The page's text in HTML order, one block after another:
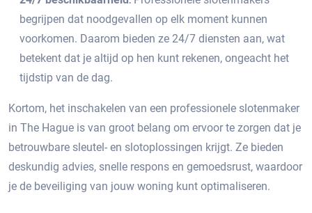
begrijpen dat noodgevallen op elk moment kunnen
voorkomen.​ Daarom bieden ze 24/7 diensten aan, wat
betekent dat je altijd op hen kunt rekenen, ongeacht het
tijdstip van de dag.​
Kortom, het inschakelen van een professionele slotenmaker
in The Hague is van groot belang om ervoor te zorgen dat je
betrouwbare sleutel- en slotoplossingen krijgt. Ze bieden
deskundig advies, snelle respons en gemoedsrust, waardoor
je de beveiliging van jouw woning kunt optimaliseren.